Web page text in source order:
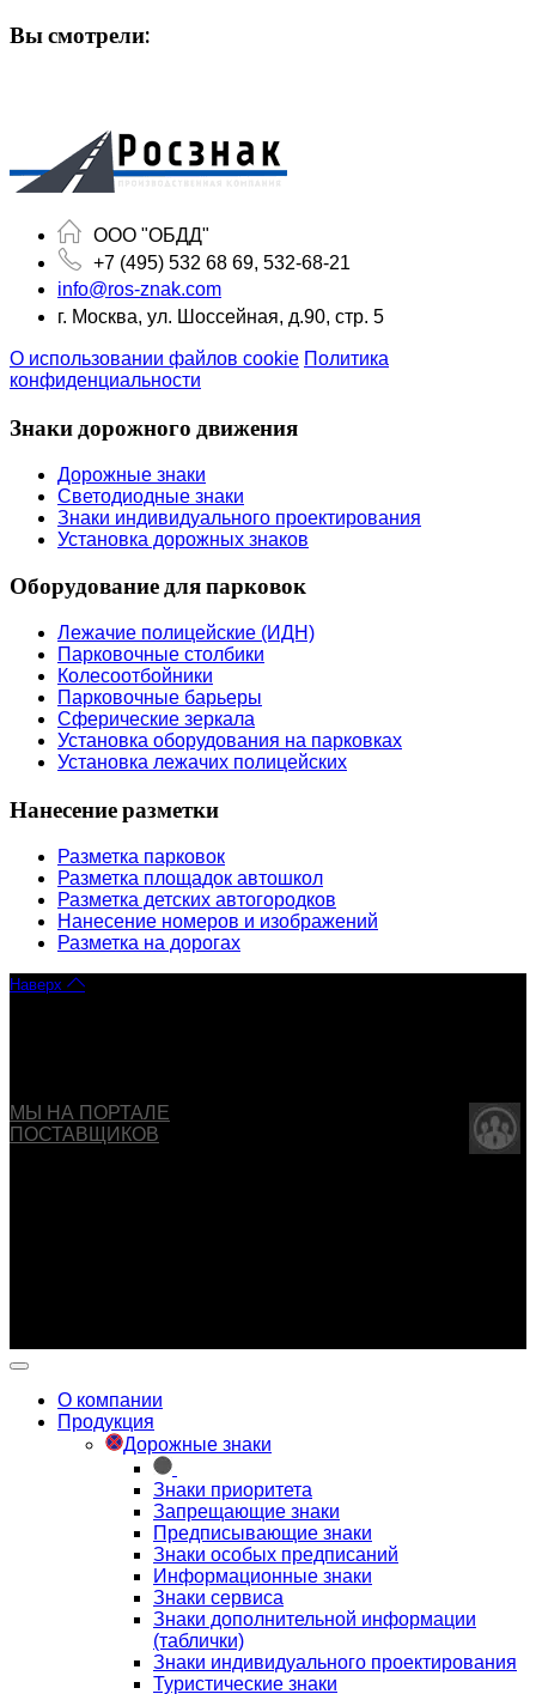
Вы смотрели:
ООО "ОБДД"
+7 (495) 532 68 69, 532-68-21
info@ros-znak.com
г. Москва, ул. Шоссейная, д.90, стр. 5
О использовании файлов cookie Политика
конфиденциальности
Знаки дорожного движения
Дорожные знаки
Светодиодные знаки
Знаки индивидуального проектирования
Установка дорожных знаков
Оборудование для парковок
Лежачие полицейские (ИДН)
Парковочные столбики
Колесоотбойники
Парковочные барьеры
Сферические зеркала
Установка оборудования на парковках
Установка лежачих полицейских
Нанесение разметки
Разметка парковок
Разметка площадок автошкол
Разметка детских автогородков
Нанесение номеров и изображений
Разметка на дорогах
Наверх
МЫ НА ПОРТАЛЕ
ПОСТАВЩИКОВ
О компании
Продукция
Дорожные знаки
Знаки приоритета
Запрещающие знаки
Предписывающие знаки
Знаки особых предписаний
Информационные знаки
Знаки сервиса
Знаки дополнительной информации
(таблички)
Знаки индивидуального проектирования
Туристические знаки